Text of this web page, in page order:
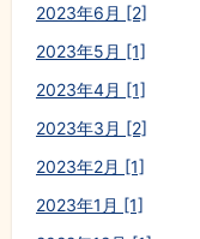
2023年6月 [2]
2023年5月 [1]
2023年4月 [1]
2023年3月 [2]
2023年2月 [1]
2023年1月 [1]